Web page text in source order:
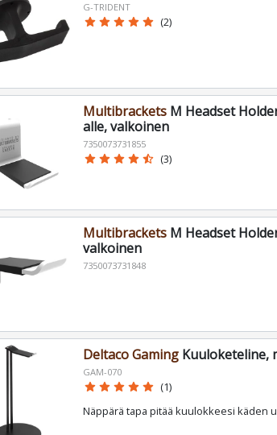
G-TRIDENT
star star star star star (2)
MultibracketsM Headset
alle, valkoinen
7350073731855
star star star star star_half (3)
MultibracketsM Headset
valkoinen
7350073731848
Deltaco GamingKuuloketeline,
GAM-070
star star star star star (1)
Näppärä tapa pitää kuulokkeesi käden